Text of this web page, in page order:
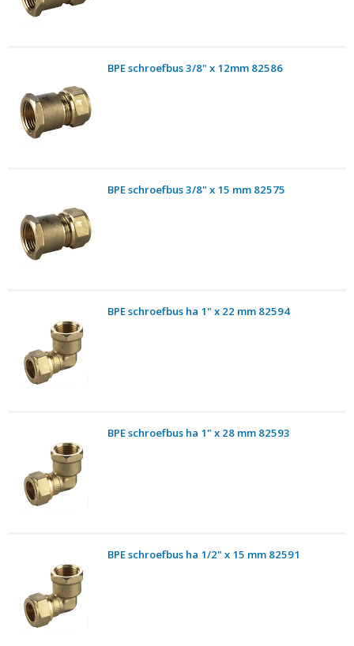
BPE schroefbus 3/8" x 12mm 82586
BPE schroefbus 3/8" x 15 mm 82575
BPE schroefbus ha 1" x 22 mm 82594
BPE schroefbus ha 1" x 28 mm 82593
BPE schroefbus ha 1/2" x 15 mm 82591